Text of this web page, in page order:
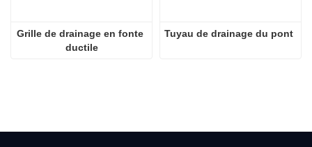
Grille de drainage en fonte
ductile
Tuyau de drainage du pont